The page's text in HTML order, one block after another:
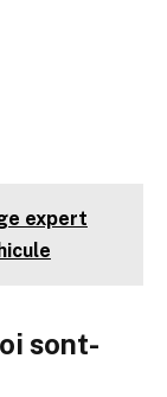
expert
sont-